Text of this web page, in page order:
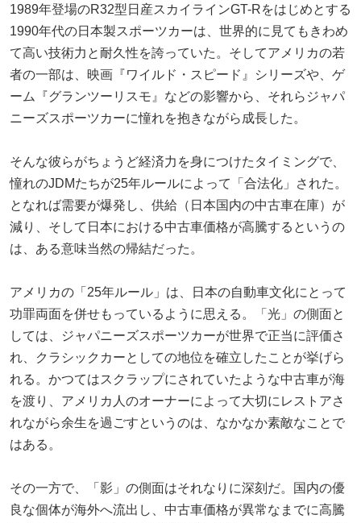
1989年登場のR32型日産スカイラインGT-Rをはじめとする
1990年代の日本製スポーツカーは、世界的に見てもきわめ
て高い技術力と耐久性を誇っていた。そしてアメリカの若
者の一部は、映画『ワイルド・スピード』シリーズや、ゲ
ーム『グランツーリスモ』などの影響から、それらジャパ
ニーズスポーツカーに憧れを抱きながら成長した。
そんな彼らがちょうど経済力を身につけたタイミングで、
憧れのJDMたちが25年ルールによって「合法化」された。
となれば需要が爆発し、供給（日本国内の中古車在庫）が
減り、そして日本における中古車価格が高騰するというの
は、ある意味当然の帰結だった。
アメリカの「25年ルール」は、日本の自動車文化にとって
功罪両面を併せもっているように思える。「光」の側面と
しては、ジャパニーズスポーツカーが世界で正当に評価さ
れ、クラシックカーとしての地位を確立したことが挙げら
れる。かつてはスクラップにされていたような中古車が海
を渡り、アメリカ人のオーナーによって大切にレストアさ
れながら余生を過ごすというのは、なかなか素敵なことで
はある。
その一方で、「影」の側面はそれなりに深刻だ。国内の優
良な個体が海外へ流出し、中古車価格が異常なまでに高騰